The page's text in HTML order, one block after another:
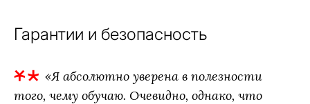
Гарантии и безопасность
«Я абсолютно уверена в полезности
того, чему обучаю. Очевидно, однако, что